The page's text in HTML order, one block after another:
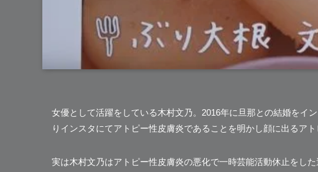
女優として活躍をしている木村文乃。2016年に旦那との結婚をイ
りインスタにてアトピー性皮膚炎であることを明かし顔に出るア
実は木村文乃はアトピー性皮膚炎の悪化で一時芸能活動休止をし